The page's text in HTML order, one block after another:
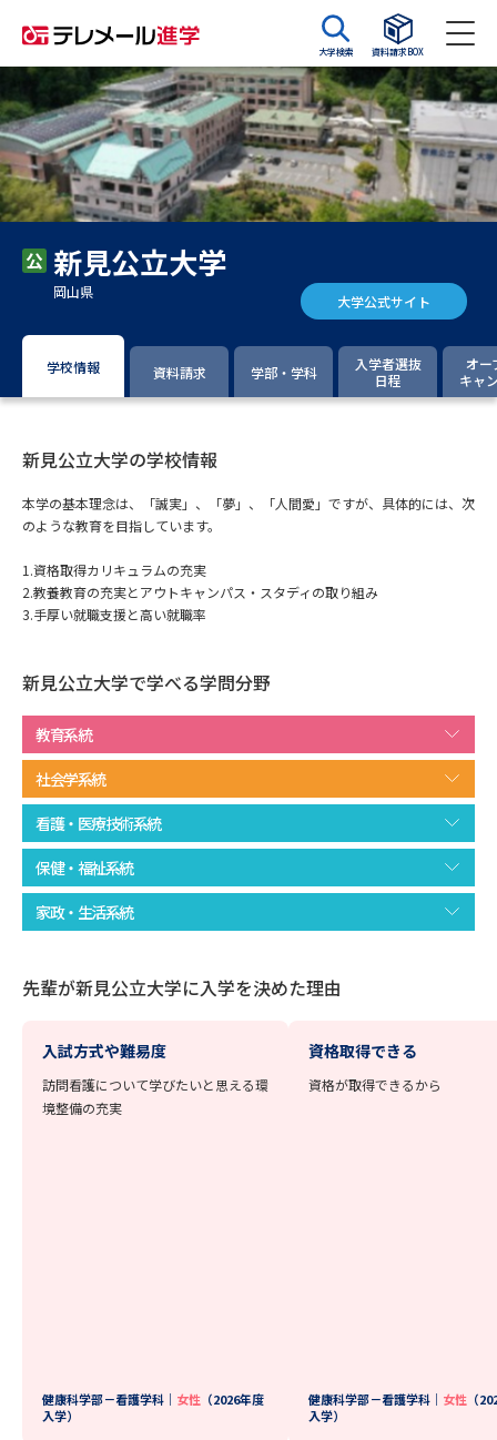
大学検索 資料請求BOX
資料請求 資料検索
大学・短大の資料種類から請求
大学パンフ
集要項＆願書
大学入学共通テスト利用選抜の
専門学校の資料請求 大学院の資料請求
留学・進学関連、塾・予備校
大学入学共通テスト「受験上の
幼稚園教員資格認定試験 小学校教員資格認定試験
高等学校（情報）教員資格認定
試験
大学研究
大学で学べる内容や特徴を調べる
新増設大学・学部・学科特集
集
データサイエンス特集 奨学金・特待生制度特集
デジタルパンフレット
来場型・Web型イベント特集 夢ナビライブ
新見公立大学
岡山県 大学公式サイト
学校情報 資料請求 学部・学科
入学者選抜
日程
オー
キャ
新見公立大学の学校情報
本学の基本理念は、「誠実」、「夢」、「人間愛」ですが、具体的には、次
のような教育を目指しています。
1.資格取得カリキュラムの充実
2.教養教育の充実とアウトキャンパス・スタディの取り組み
3.手厚い就職支援と高い就職率
新見公立大学で学べる学問分野
教育系統
社会学系統
看護・医療技術系統
保健・福祉系統
家政・生活系統
先輩が新見公立大学に入学を決めた理由
入試方式や難易度
訪問看護について学びたいと思える環
境整備の充実
健康科学部－看護学科｜ 女性 （2026年度
入学）
資格取得できる
資格が取得できるから
健康科学部－看護学科｜ 女性 （
入学）